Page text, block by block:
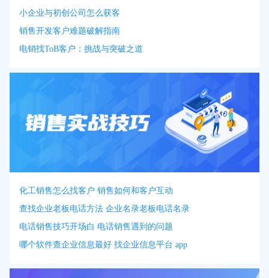
小企业与初创公司怎么获客
销售开发客户难题破解指南
电销找ToB客户：挑战与突破之道
化工销售怎么找客户 销售如何和客户互动
查找企业老板电话方法 企业名录老板电话名录
电话销售技巧开场白 电话销售遇到的问题
哪个软件查企业信息最好 找企业信息平台 app